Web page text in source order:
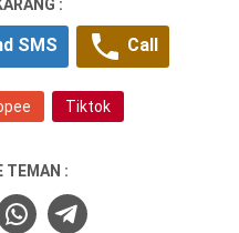
:
SMS Call
Tiktok
TEMAN :